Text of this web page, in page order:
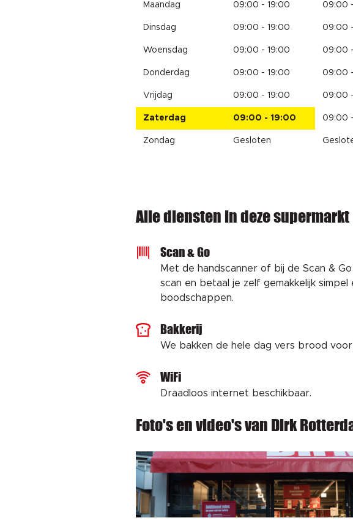
Maandag 09:00 - 19:00 09:00
Dinsdag 09:00 - 19:00 09:00
Woensdag 09:00 - 19:00 09:00
Donderdag 09:00 - 19:00 09:00
Vrijdag 09:00 - 19:00 09:00
Zaterdag 09:00 - 19:00 09:00
Zondag Gesloten
Alle diensten in deze supermarkt
Scan & Go
Met de handscanner of bij de Scan & Go
scan en betaal je zelf gemakkelijk simpel
boodschappen.
Bakkerij
We bakken de hele dag vers brood voor
WiFi
Draadloos internet beschikbaar.
Foto's en video's van Dirk